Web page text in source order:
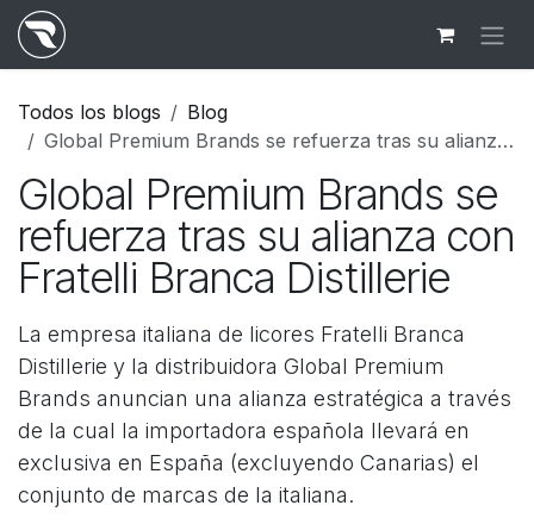
Ir al contenido
Todos los blogs
Blog
Global Premium Brands se refuerza tras su alianza con Fratelli Branca Distillerie
Global Premium Brands se
refuerza tras su alianza con
Fratelli Branca Distillerie
La empresa italiana de licores Fratelli Branca
Distillerie y la distribuidora Global Premium
Brands anuncian una alianza estratégica a través
de la cual la importadora española llevará en
exclusiva en España (excluyendo Canarias) el
conjunto de marcas de la italiana.